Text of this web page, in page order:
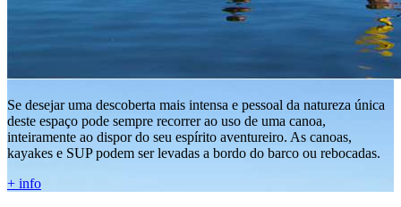
Se desejar uma descoberta mais intensa e pessoal da natureza única
deste espaço pode sempre recorrer ao uso de uma canoa,
inteiramente ao dispor do seu espírito aventureiro. As canoas,
kayakes e SUP podem ser levadas a bordo do barco ou rebocadas.
+ info